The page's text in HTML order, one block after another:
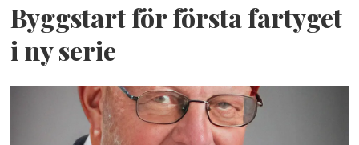
Byggstart för första fartyget
i ny serie